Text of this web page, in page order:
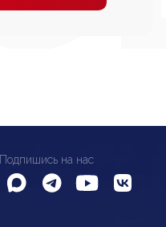
Подпишись на нас